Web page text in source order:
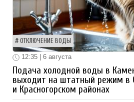
ОТКЛЮЧЕНИЕ ВОДЫ
12:35 | 6 августа
Подача холодной воды в
выходит на штатный режим в
и Красногорском районах